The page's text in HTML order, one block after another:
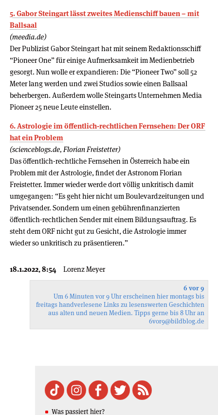
5. Gabor Steingart lässt zweites Medienschiff bauen – mit
Ballsaal
(meedia.de)
Der Publizist Gabor Steingart hat mit seinem Redaktionsschiff
“Pioneer One” für einige Aufmerksamkeit im Medienbetrieb
gesorgt. Nun wolle er expandieren: Die “Pioneer Two” soll 52
Meter lang werden und zwei Studios sowie einen Ballsaal
beherbergen. Außerdem wolle Steingarts Unternehmen Media
Pioneer 25 neue Leute einstellen.
6. Astrologie im öffentlich-rechtlichen Fernsehen: Der ORF
hat ein Problem
(scienceblogs.de, Florian Freistetter)
Das öffentlich-rechtliche Fernsehen in Österreich habe ein
Problem mit der Astrologie, findet der Astronom Florian
Freistetter. Immer wieder werde dort völlig unkritisch damit
umgegangen: “Es geht hier nicht um Boulevardzeitungen und
Privatsender. Sondern um einen gebührenfinanzierten
öffentlich-rechtlichen Sender mit einem Bildungsauftrag. Es
steht dem ORF nicht gut zu Gesicht, die Astrologie immer
wieder so unkritisch zu präsentieren.”
18.1.2022, 8:54 Lorenz Meyer
6 vor 9
Um 6 Minuten vor 9 Uhr erscheinen hier montags bis
freitags handverlesene Links zu lesenswerten Geschichten
aus alten und neuen Medien. Tipps gerne bis 8 Uhr an
6vor9@bildblog.de
Was passiert hier?